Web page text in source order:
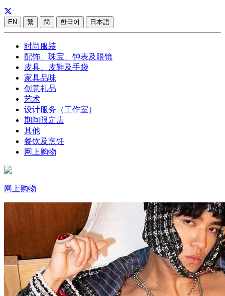
EN 繁 简 한국어 日本語
时尚服装
配饰、珠宝、钟表及眼镜
皮具、皮鞋及手袋
家具品味
创意礼品
艺术
设计服务（工作室）
期间限定店
其他
餐饮及烹饪
网上购物
网上购物